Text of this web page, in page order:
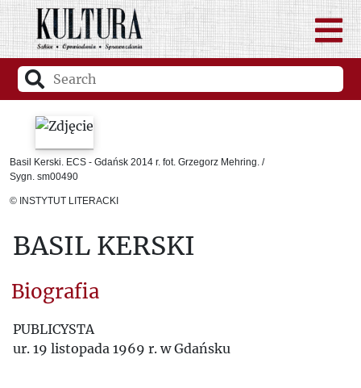
Basil Kerski. ECS - Gdańsk 2014 r. fot. Grzegorz Mehring. /
Sygn. sm00490
© INSTYTUT LITERACKI
BASIL KERSKI
Biografia
PUBLICYSTA
ur. 19 listopada 1969 r. w Gdańsku